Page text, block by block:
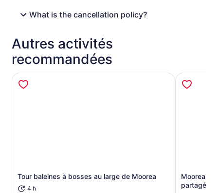
What is the cancellation policy?
Autres activités
recommandées
Tour baleines à bosses au large de Moorea
4 h
S’ouvre dans un nouvel onglet
Moorea 6
partagé